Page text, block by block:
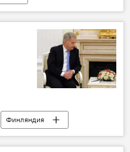
Финляндия